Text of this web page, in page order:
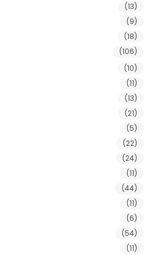
(13)
(9)
(18)
(106)
(10)
(11)
(13)
(21)
(5)
(22)
(24)
(11)
(44)
(11)
(6)
(54)
(11)